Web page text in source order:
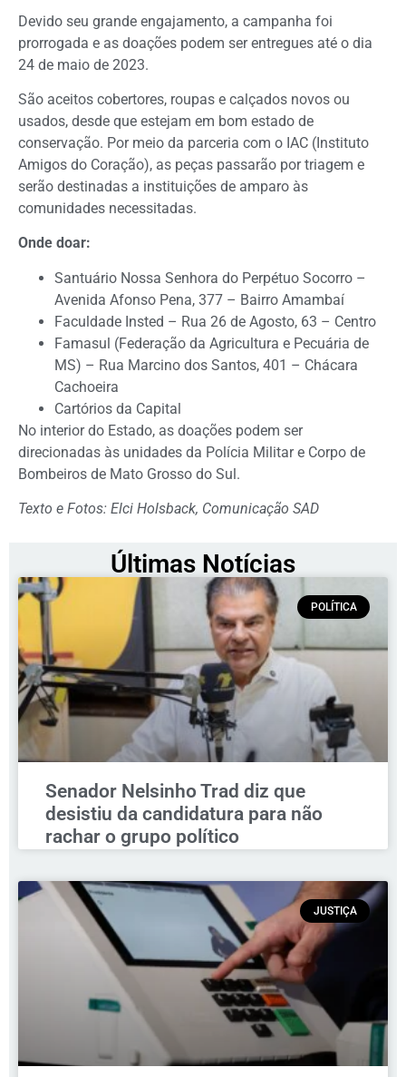
Devido seu grande engajamento, a campanha foi
prorrogada e as doações podem ser entregues até o dia
24 de maio de 2023.
São aceitos cobertores, roupas e calçados novos ou
usados, desde que estejam em bom estado de
conservação. Por meio da parceria com o IAC (Instituto
Amigos do Coração), as peças passarão por triagem e
serão destinadas a instituições de amparo às
comunidades necessitadas.
Onde doar:
Santuário Nossa Senhora do Perpétuo Socorro –
Avenida Afonso Pena, 377 – Bairro Amambaí
Faculdade Insted – Rua 26 de Agosto, 63 – Centro
Famasul (Federação da Agricultura e Pecuária de
MS) – Rua Marcino dos Santos, 401 – Chácara
Cachoeira
Cartórios da Capital
No interior do Estado, as doações podem ser
direcionadas às unidades da Polícia Militar e Corpo de
Bombeiros de Mato Grosso do Sul.
Texto e Fotos: Elci Holsback, Comunicação SAD
Últimas Notícias
POLÍTICA
Senador Nelsinho Trad diz que
desistiu da candidatura para não
rachar o grupo político
JUSTIÇA